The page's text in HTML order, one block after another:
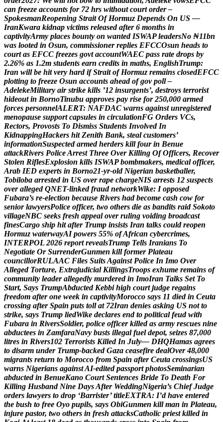
can freeze accounts for 72 hrs without court order –
SpokesmanReopening Strait Of Hormuz Depends On US —
IranKwara kidnap victims released after 6 months in
captivityArmy places bounty on wanted ISWAP leadersNo ₦11bn
was looted in Osun, commissioner replies EFCCOsun heads to
court as EFCC freezes govt accountWAEC pass rate drops by
2.26% as 1.2m students earn credits in maths, EnglishTrump:
Iran will be hit very hard if Strait of Hormuz remains closedEFCC
plotting to freeze Osun accounts ahead of gov poll –
AdelekeMilitary air strike kills ’12 insurgents’, destroys terrorist
hideout in BornoTinubu approves pay rise for 250,000 armed
forces personnelALERT: NAFDAC warns against unregistered
menopause support capsules in circulationFG Orders VCs,
Rectors, Provosts To Dismiss Students Involved In
KidnappingHackers hit Zenith Bank, steal customers’
informationSuspected armed herders kill four in Benue
attackRivers PoliceArrest Three Over Killing Of Officers, Recover
Stolen RiflesExplosion kills ISWAP bombmakers, medical officer,
Arab IED experts in Borno21-yr-old Nigerian basketballer,
Tobiloba arrested in US over rape chargeNIS arrests 12 suspects
over alleged QNET-linked fraud networkWike: I opposed
Fubara’s re-election because Rivers had become cash cow for
senior lawyersPolice officer, two others die as bandits raid Sokoto
villageNBC seeks fresh appeal over ruling voiding broadcast
finesCargo ship hit after Trump insists Iran talks could reopen
Hormuz waterwayAI powers 55% ofAfrican cybercrimes,
INTERPOL 2026 report revealsTrump Tells Iranians To
Negotiate Or SurrenderGunmen kill former Plateau
councillorRULAAC Files SuitsAgainst Police In Imo Over
Alleged Torture, Extrajudicial KillingsTroops exhume remains of
community leader allegedly murdered in ImoIran Talks Set To
Start, Says TrumpAbducted Kebbi high court judge regains
freedom after one week in captivityMorocco says 11 died in Ceuta
crossing after Spain puts toll at 72Iran denies asking US not to
strike, says Trump liedWike declares end to political feud with
Fubara in RiversSoldier, police officer killed as army rescues nine
abductees in ZamfaraNavy busts illegal fuel depot, seizes 87,000
litres in Rivers102 Terrorists Killed In July— DHQHamas agrees
to disarm under Trump-backed Gaza ceasefire dealOver 48,000
migrants return to Morocco from Spain after Ceuta crossingsUS
warns Nigerians againstAI-edited passport photosSeminarian
abducted in BenueKano Court Sentences Bride To Death For
Killing Husband Nine DaysAfter WeddingNigeria’s Chief Judge
orders lawyers to drop ‘Barrister’ titleEXTRA: I’d have entered
the bush to free Oyo pupils, says ObiGunmen kill man in Plateau,
injure pastor, two others in fresh attacksCatholic priest killed in